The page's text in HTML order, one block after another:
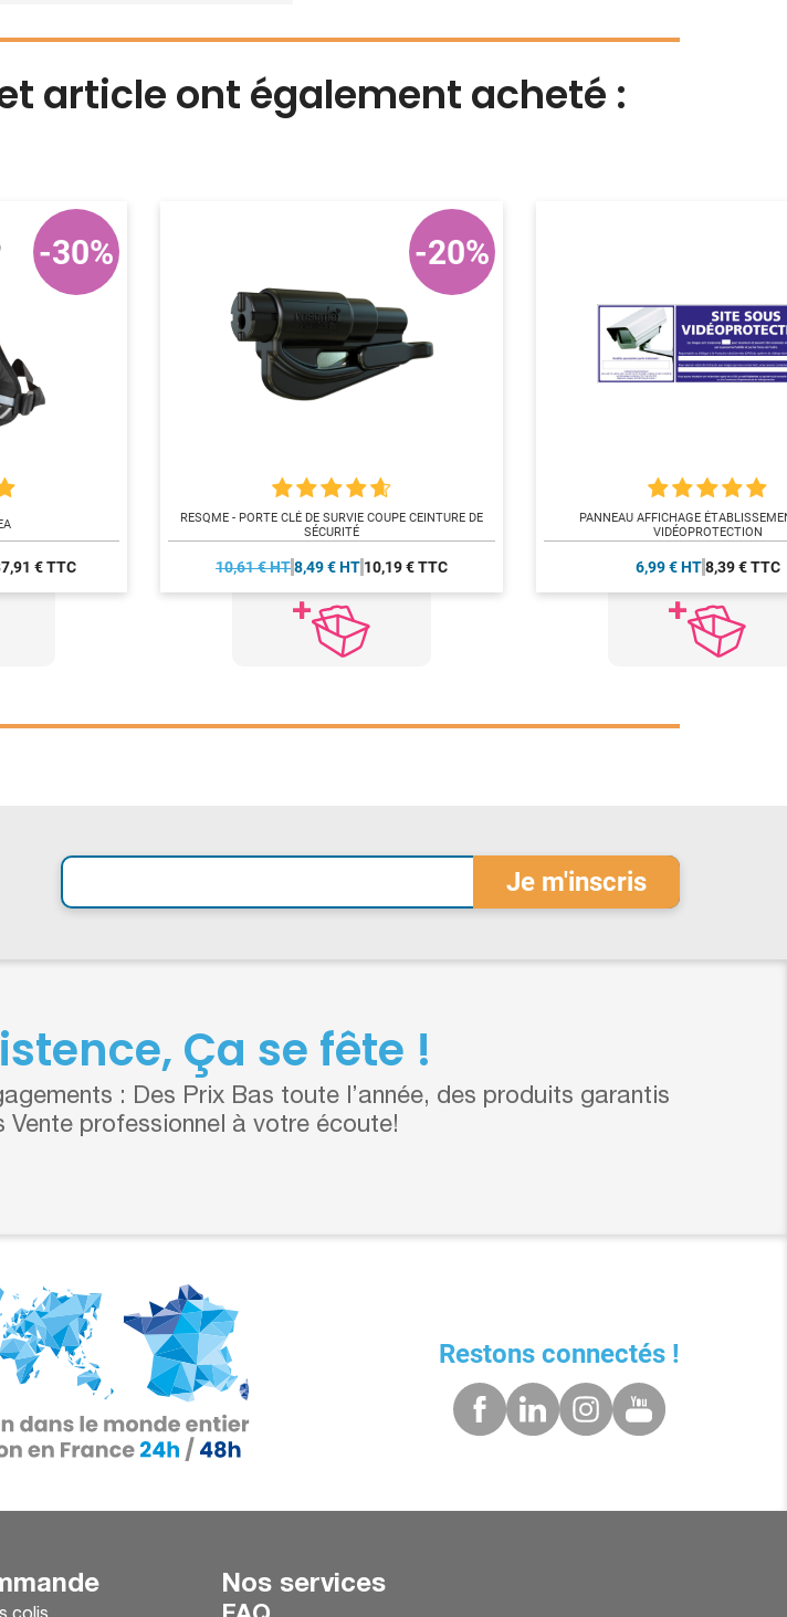
article ont également acheté :
€ TTC
-30%
RESQME - PORTE CLÉ DE SURVIE COUPE CEINTURE DE
SÉCURITÉ
10,61 € HT8,49 € HT 10,19 € TTC
-20%
PANNEAU AFFICHAGE
VIDÉOPROTECTION
6,99 € HT 8,39 € TTC
Ça se fête !
: Des Prix Bas toute l’année, des produits garantis
professionnel à votre écoute!
Restons connectés !
Nos services